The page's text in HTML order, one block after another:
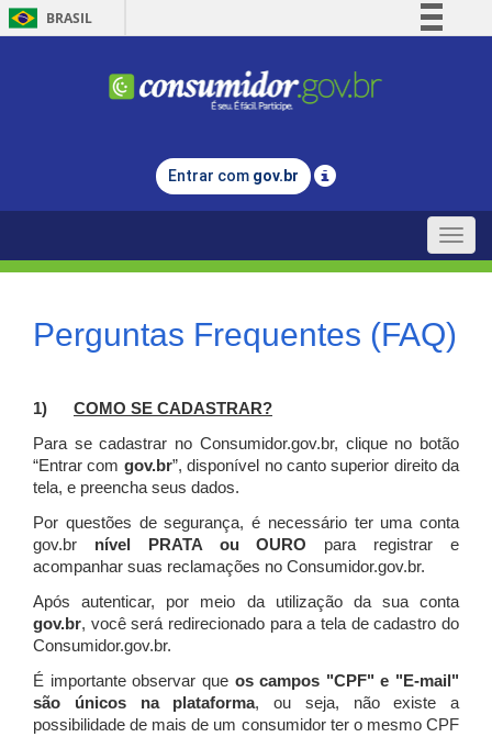
BRASIL
Comunica BR
Legislação
Entrar com gov.br
Toggle
Perguntas Frequentes (FAQ)
1) COMO SE CADASTRAR?
Para se cadastrar no Consumidor.gov.br, clique no botão
“Entrar com gov.br”, disponível no canto superior direito da
tela, e preencha seus dados.
Por questões de segurança, é necessário ter uma conta
gov.br nível PRATA ou OURO para registrar e
acompanhar suas reclamações no Consumidor.gov.br.
Após autenticar, por meio da utilização da sua conta
gov.br, você será redirecionado para a tela de cadastro do
Consumidor.gov.br.
É importante observar que os campos "CPF" e "E-mail"
são únicos na plataforma, ou seja, não existe a
possibilidade de mais de um consumidor ter o mesmo CPF